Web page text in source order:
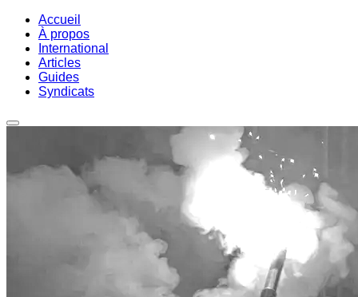
Accueil
À propos
International
Articles
Guides
Syndicats